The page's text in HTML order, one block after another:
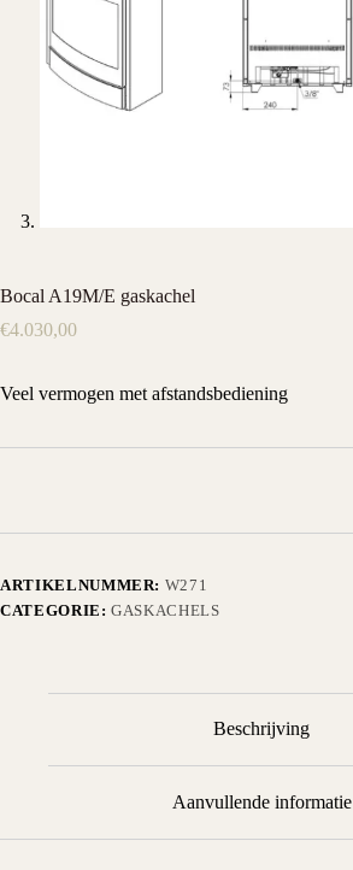
Bocal A19M/E gaskachel
€4.030,00
Veel vermogen met afstandsbediening
ARTIKELNUMMER: W271
CATEGORIE:GASKACHELS
Beschrijving
Aanvullende informatie